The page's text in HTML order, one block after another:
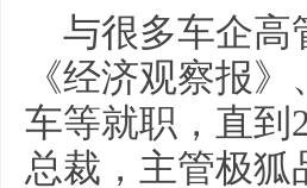
与很多车企高
《经济观察报
车等就职，直到
总裁，主管极狐